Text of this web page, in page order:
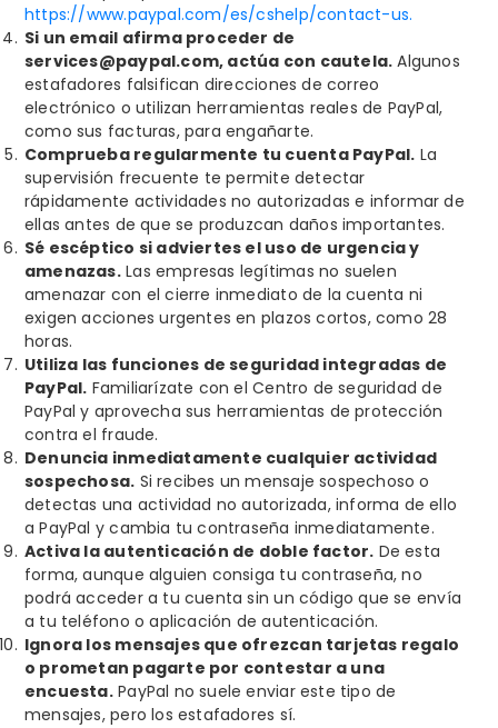
https://www.paypal.com/es/cshelp/contact-us.
Si un email afirma proceder de
services@paypal.com, actúa con cautela. Algunos
estafadores falsifican direcciones de correo
electrónico o utilizan herramientas reales de PayPal,
como sus facturas, para engañarte.
Comprueba regularmente tu cuenta PayPal. La
supervisión frecuente te permite detectar
rápidamente actividades no autorizadas e informar de
ellas antes de que se produzcan daños importantes.
Sé escéptico si adviertes el uso de urgencia y
amenazas.Las empresas legítimas no suelen
amenazar con el cierre inmediato de la cuenta ni
exigen acciones urgentes en plazos cortos, como 28
horas.
Utiliza las funciones de seguridad integradas de
PayPal. Familiarízate con el Centro de seguridad de
PayPal y aprovecha sus herramientas de protección
contra el fraude.
Denuncia inmediatamente cualquier actividad
sospechosa. Si recibes un mensaje sospechoso o
detectas una actividad no autorizada, informa de ello
a PayPal y cambia tu contraseña inmediatamente.
Activa la autenticación de doble factor. De esta
forma, aunque alguien consiga tu contraseña,no
podrá acceder a tu cuenta sin un código que se envía
a tu teléfono o aplicación de autenticación.
Ignora los mensajes que ofrezcan tarjetas regalo
o prometan pagarte por contestar a una
encuesta.PayPal no suele enviar este tipo de
mensajes, pero los estafadores sí.